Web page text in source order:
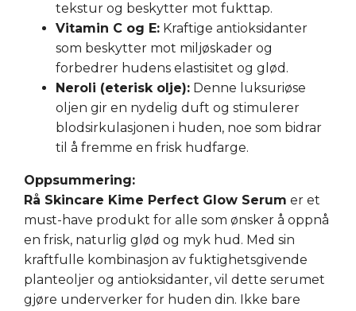
tekstur og beskytter mot fukttap.
Vitamin C og E: Kraftige antioksidanter
som beskytter mot miljøskader og
forbedrer hudens elastisitet og glød.
Neroli (eterisk olje): Denne luksuriøse
oljen gir en nydelig duft og stimulerer
blodsirkulasjonen i huden, noe som bidrar
til å fremme en frisk hudfarge.
Oppsummering:
Rå Skincare Kime Perfect Glow Serum er et
must-have produkt for alle som ønsker å oppnå
en frisk, naturlig glød og myk hud. Med sin
kraftfulle kombinasjon av fuktighetsgivende
planteoljer og antioksidanter, vil dette serumet
gjøre underverker for huden din. Ikke bare